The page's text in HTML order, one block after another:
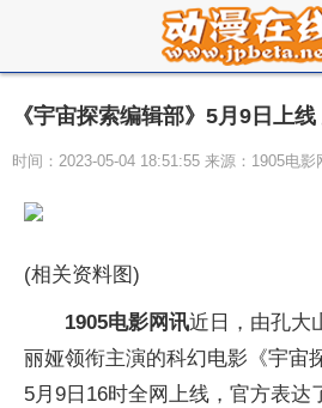
《宇宙探索编辑部》5月9日上
时间：2023-05-04 18:51:55 来源：1905电影
(相关资料图)
1905电影网讯近日，由孔大
丽娅领衔主演的科幻电影《宇宙
5月9日16时全网上线，官方表达